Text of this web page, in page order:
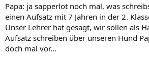
Papa: ja sapperlot noch mal, was
einen Aufsatz mit 7 Jahren in der 2.
Unser Lehrer hat gesagt, wir sollen als
Aufsatz schreiben über unseren Hund
doch mal vor...